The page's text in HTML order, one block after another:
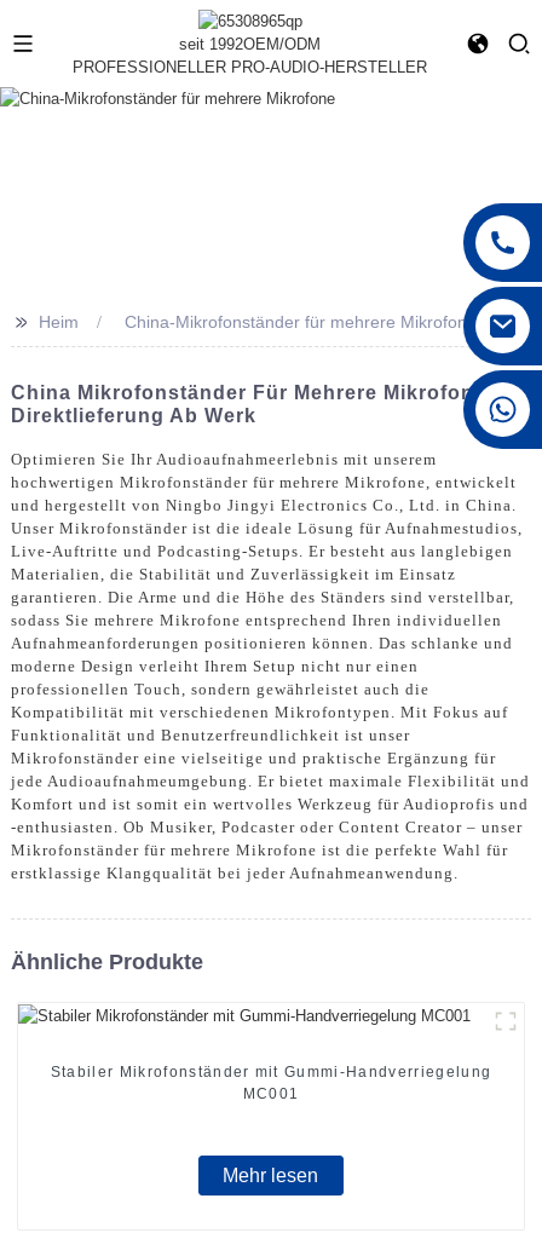
seit 1992OEM/ODM
PROFESSIONELLER PRO-AUDIO-HERSTELLER
+86 15168592711
>> Heim China-Mikrofonständer für mehrere Mikrofone
China Mikrofonständer Für Mehrere Mikrofone |
Direktlieferung Ab Werk
Optimieren Sie Ihr Audioaufnahmeerlebnis mit unserem
hochwertigen Mikrofonständer für mehrere Mikrofone, entwickelt
und hergestellt von Ningbo Jingyi Electronics Co., Ltd. in China.
Unser Mikrofonständer ist die ideale Lösung für Aufnahmestudios,
Live-Auftritte und Podcasting-Setups. Er besteht aus langlebigen
Materialien, die Stabilität und Zuverlässigkeit im Einsatz
garantieren. Die Arme und die Höhe des Ständers sind verstellbar,
sodass Sie mehrere Mikrofone entsprechend Ihren individuellen
Aufnahmeanforderungen positionieren können. Das schlanke und
moderne Design verleiht Ihrem Setup nicht nur einen
professionellen Touch, sondern gewährleistet auch die
Kompatibilität mit verschiedenen Mikrofontypen. Mit Fokus auf
Funktionalität und Benutzerfreundlichkeit ist unser
Mikrofonständer eine vielseitige und praktische Ergänzung für
jede Audioaufnahmeumgebung. Er bietet maximale Flexibilität und
Komfort und ist somit ein wertvolles Werkzeug für Audioprofis und
-enthusiasten. Ob Musiker, Podcaster oder Content Creator – unser
Mikrofonständer für mehrere Mikrofone ist die perfekte Wahl für
erstklassige Klangqualität bei jeder Aufnahmeanwendung.
Ähnliche Produkte
Stabiler Mikrofonständer mit Gummi-Handverriegelung
MC001
Mehr lesen